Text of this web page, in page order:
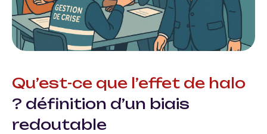
Qu’est-ce que l’effet de halo
? définition d’un biais
redoutable